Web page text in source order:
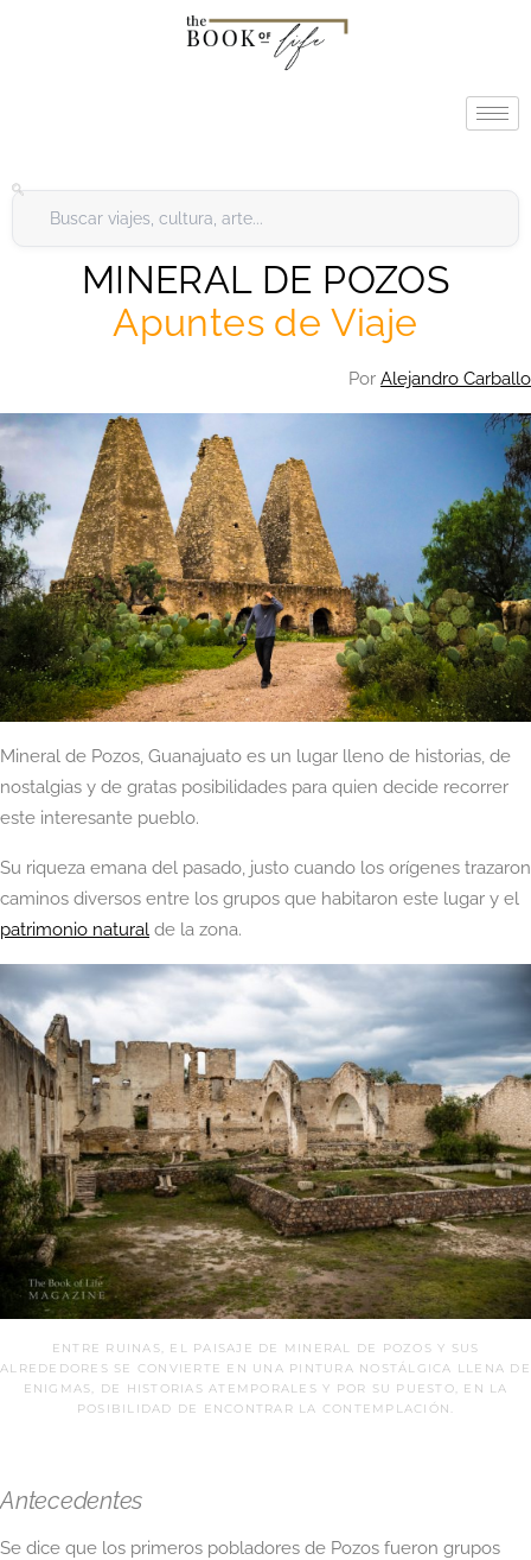
MINERAL DE POZOS
Apuntes de Viaje
Por Alejandro Carballo
Mineral de Pozos, Guanajuato es un lugar lleno de historias, de
nostalgias y de gratas posibilidades para quien decide recorrer
este interesante pueblo.
Su riqueza emana del pasado, justo cuando los orígenes trazaron
caminos diversos entre los grupos que habitaron este lugar y el
patrimonio natural de la zona.
ENTRE RUINAS, EL PAISAJE DE MINERAL DE POZOS Y SUS
ALREDEDORES SE CONVIERTE EN UNA PINTURA NOSTÁLGICA LLENA DE
ENIGMAS, DE HISTORIAS ATEMPORALES Y POR SU PUESTO, EN LA
POSIBILIDAD DE ENCONTRAR LA CONTEMPLACIÓN.
Antecedentes
Se dice que los primeros pobladores de Pozos fueron grupos